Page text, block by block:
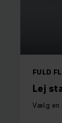
FULD
Lej
Vælg en